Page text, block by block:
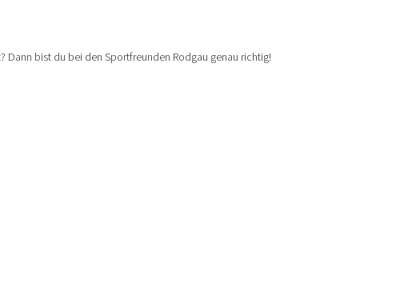
Dann bist du bei den Sportfreunden Rodgau genau richtig!